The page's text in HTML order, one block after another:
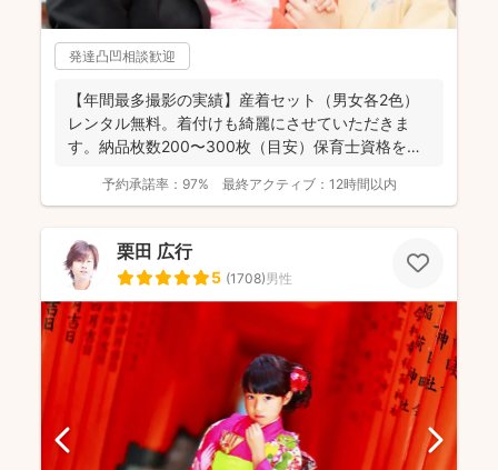
発達凸凹相談歓迎
【年間最多撮影の実績】産着セット（男女各2色）
レンタル無料。着付けも綺麗にさせていただきま
す。納品枚数200〜300枚（目安）保育士資格を持
予約承諾率： 97% 最終アクティブ： 12時間以内
栗田 広行
5 (1708)男性